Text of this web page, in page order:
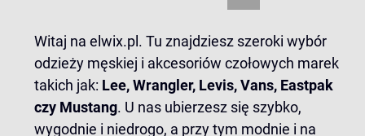
Witaj na elwix.pl. Tu znajdziesz szeroki wybór
odzieży męskiej i akcesoriów czołowych marek
takich jak: Lee, Wrangler, Levis, Vans, Eastpak
czy Mustang. U nas ubierzesz się szybko,
wygodnie i niedrogo, a przy tym modnie i na